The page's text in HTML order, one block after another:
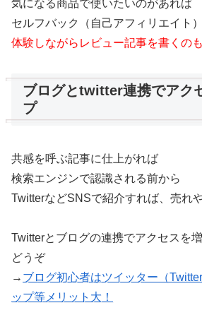
気になる商品で使いたいのがあれば
セルフバック（自己アフィリエイト
体験しながらレビュー記事を書くの
ブログとtwitter連携でアク
プ
共感を呼ぶ記事に仕上がれば
検索エンジンで認識される前から
TwitterなどSNSで紹介すれば、売れ
Twitterとブログの連携でアクセスを
どうぞ
→ ブログ初心者はツイッター（
ップ等メリット大！